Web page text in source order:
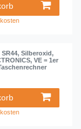
SR44, Silberoxid,
VE = 1er